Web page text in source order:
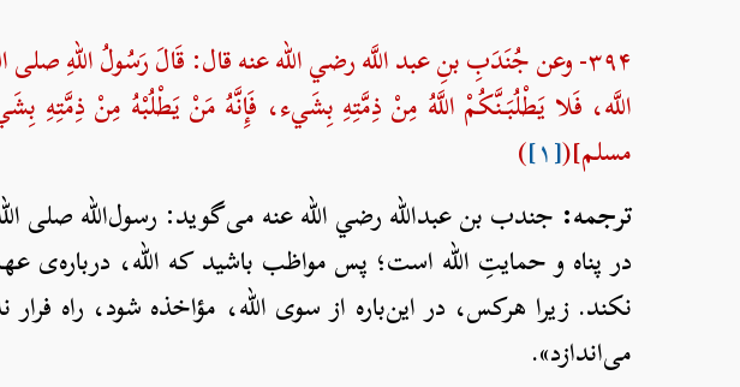
۳۹۴- وعن جُنَدَبِ بنِ عبد اللَّه رضي الله عنه قال: قَالَ رَسُولُ اللهِ
اللَّه، فَلا يَطْلُبَنَّكُمْ اللَّهُ مِنْ ذِمَّتِهِ بِشَيء، فَإِنَّهُ مَنْ يَطْلُبْهُ مِنْ
مسلم]([۱] )
ترجمه: جندب بن عبدالله رضي الله عنه می‌گوید: رسول‌الله صلی
در پناه و حمایتِ الله است؛ پس مواظب باشید که الله، درباره‌ی
نکند. زیرا هرکس، در این‌باره‌ از سوی الله، مؤاخذه شود، راه
می‌اندازد».